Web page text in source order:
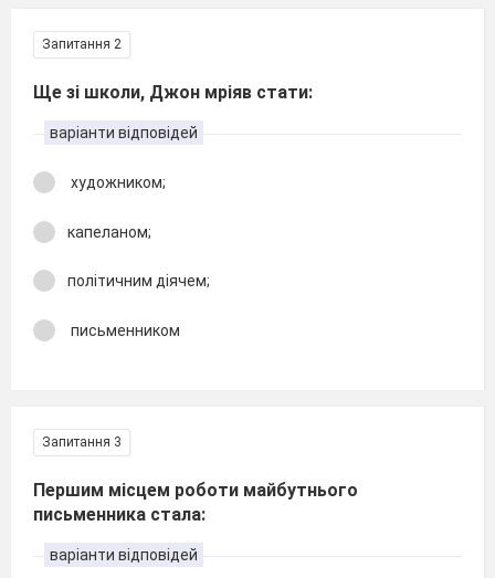
Запитання 2
Ще зі школи, Джон мріяв стати:
варіанти відповідей
художником;
капеланом;
політичним діячем;
письменником
Запитання 3
Першим місцем роботи майбутнього
письменника стала:
варіанти відповідей